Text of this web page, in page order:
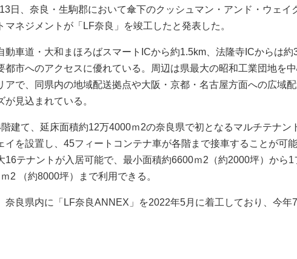
日、奈良・生駒郡において傘下のクッシュマン・アンド・ウェイ
マネジメントが「LF奈良」を竣工したと発表した。
動車道・大和まほろばスマートICから約1.5km、法隆寺ICからは約
都市へのアクセスに優れている。周辺は県最大の昭和工業団地を
アで、同県内の地域配送拠点や大阪・京都・名古屋方面への広域
が見込まれている。
建て、延床面積約12万4000ｍ2の奈良県で初となるマルチテナン
イを設置し、45フィートコンテナ車が各階まで接車することが可
16テナントが入居可能で、最小面積約6600ｍ2（約2000坪）から1
2 （約8000坪）まで利用できる。
奈良県内に「LF奈良ANNEX」を2022年5月に着工しており、今年